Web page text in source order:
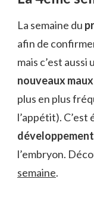
La semaine du
afin de
mais c’est aussi
nouveaux
plus en plus
l’appétit). C’est
l’embryon.
semaine.